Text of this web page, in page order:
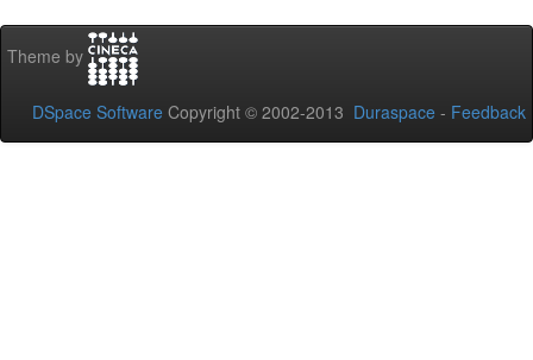
Theme by
DSpace Software Copyright © 2002-2013 Duraspace - Feedback